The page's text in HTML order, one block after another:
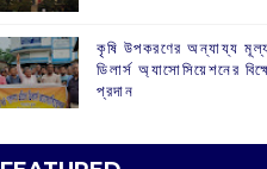
কৃষি উপকরণের অন্যায্য
ডিলার্স অ্যাসোসিয়েশনের
প্রদান